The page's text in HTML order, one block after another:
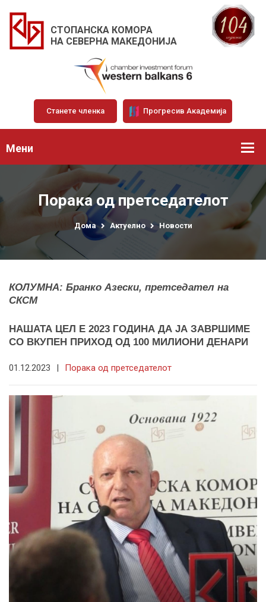
СТОПАНСКА КОМОРА
НА СЕВЕРНА МАКЕДОНИЈА
Станете членка Прогресив Академија
Мени
Порака од претседателот
Дома Актуелно Новости
КОЛУМНА: Бранко Азески, претседател на
СКСМ
НАШАТА ЦЕЛ Е 2023 ГОДИНА ДА ЈА ЗАВРШИМЕ
СО ВКУПЕН ПРИХОД ОД 100 МИЛИОНИ ДЕНАРИ
01.12.2023 | Порака од претседателот